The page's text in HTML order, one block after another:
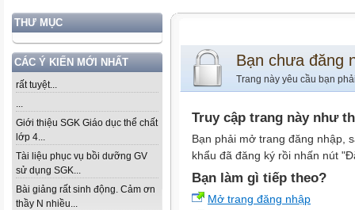
THƯ MỤC
CÁC Ý KIẾN MỚI NHẤT
rất tuyệt...
...
Giới thiệu SGK Giáo dục thể chất
lớp 4...
Tài liệu phục vụ bồi dưỡng GV
sử dụng SGK...
Bài giảng rất sinh động. Cảm ơn
thầy N nhiều...
Bạn chưa đăng
Trang này yêu cầu bạn
Truy cập trang này như
Bạn phải mở trang đăng nhập,
khẩu đã đăng ký rồi nhấn nút
Bạn làm gì tiếp theo?
Mở trang đăng nhập